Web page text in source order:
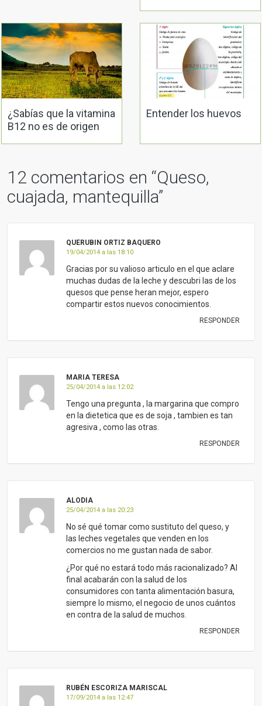
¿Sabías que la vitamina
B12 no es de origen
Entender los huevos
12 comentarios en “Queso,
cuajada, mantequilla”
QUERUBIN ORTIZ BAQUERO
19/04/2014 a las 18:10
Gracias por su valioso articulo en el que aclare
muchas dudas de la leche y descubri las de los
quesos que pense heran mejor, espero
compartir estos nuevos conocimientos.
RESPONDER
MARIA TERESA
25/04/2014 a las 12:02
Tengo una pregunta , la margarina que compro
en la dietetica que es de soja , tambien es tan
agresiva , como las otras.
RESPONDER
ALODIA
25/04/2014 a las 20:23
No sé qué tomar como sustituto del queso, y
las leches vegetales que venden en los
comercios no me gustan nada de sabor.
¿Por qué no estará todo más racionalizado? Al
final acabarán con la salud de los
consumidores con tanta alimentación basura,
siempre lo mismo, el negocio de unos cuántos
en contra de la salud de muchos.
RESPONDER
RUBÉN ESCORIZA MARISCAL
17/09/2014 a las 12:47